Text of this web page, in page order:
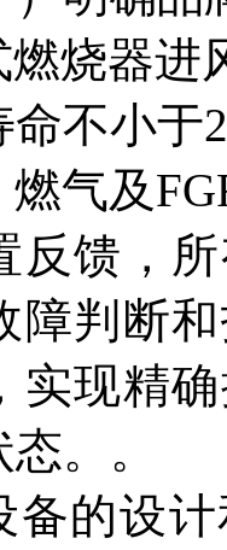
燃烧器进
命不小于
燃气及
反馈，
障判断
实现精
。。
备的设